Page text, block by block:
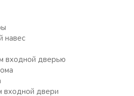
навес
входной дверью
входной двери